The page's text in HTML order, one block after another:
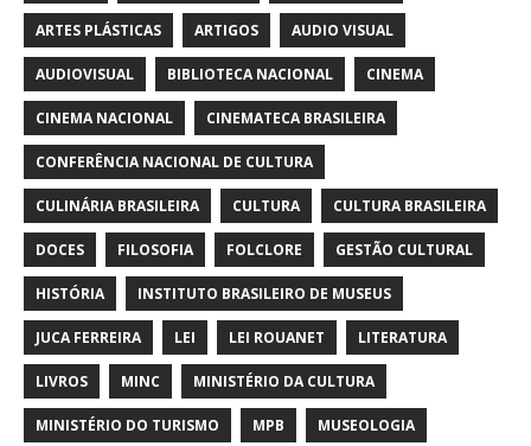
ARTES PLÁSTICAS ARTIGOS AUDIO VISUAL
AUDIOVISUAL BIBLIOTECA NACIONAL CINEMA
CINEMA NACIONAL CINEMATECA BRASILEIRA
CONFERÊNCIA NACIONAL DE CULTURA
CULINÁRIA BRASILEIRA CULTURA CULTURA BRASILEIRA
DOCES FILOSOFIA FOLCLORE GESTÃO CULTURAL
HISTÓRIA INSTITUTO BRASILEIRO DE MUSEUS
JUCA FERREIRA LEI LEI ROUANET LITERATURA
LIVROS MINC MINISTÉRIO DA CULTURA
MINISTÉRIO DO TURISMO MPB MUSEOLOGIA